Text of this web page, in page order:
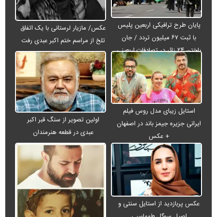
پایان طرح ترافیکی اربعین پلیس
با ثبت ۶۷ میلیون تردد / جان
باختن ۲۴ زائر در تصادفات اربعینی
عکس/ مازیار لرستانی با یک اتفاق
تلخ از مراسم ختم اکبر عبدی رفت
استایل زیبای مدل روس فیلم
ایرانی جزیره جیمز باند در اصفهان
+ عکس
اولین تصویر از سنگ قبر اکبر
عبدی در قطعه هنرمندان
عکس پربازدید از استایل سنتی و